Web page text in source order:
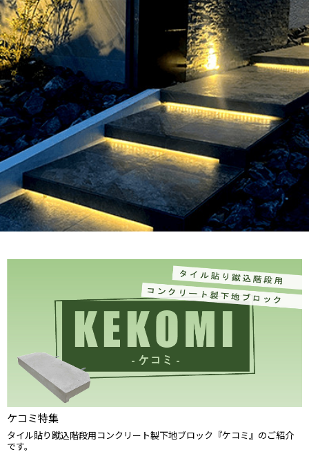
介
エクステリアファンブック
次回B-Life.sカタログに掲載予定の新商品をダイジェスト版でお送